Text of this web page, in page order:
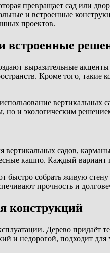
превращает сад или
и встроенные
проектов.
встроенные
выразительные
Кроме того,
но и экологическим
садов,
кашпо. Каждый
собрать живую
прочность и
конструкций
Дерево придаёт
и недорогой, подходит